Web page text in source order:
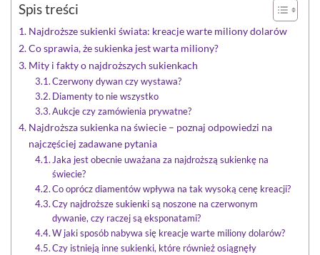
Spis treści
Najdroższe sukienki świata: kreacje warte miliony dolarów
Co sprawia, że sukienka jest warta miliony?
Mity i fakty o najdroższych sukienkach
Czerwony dywan czy wystawa?
Diamenty to nie wszystko
Aukcje czy zamówienia prywatne?
Najdroższa sukienka na świecie – poznaj odpowiedzi na
najczęściej zadawane pytania
Jaka jest obecnie uważana za najdroższą sukienkę na
świecie?
Co oprócz diamentów wpływa na tak wysoką cenę kreacji?
Czy najdroższe sukienki są noszone na czerwonym
dywanie, czy raczej są eksponatami?
W jaki sposób nabywa się kreacje warte miliony dolarów?
Czy istnieją inne sukienki, które również osiągnęły